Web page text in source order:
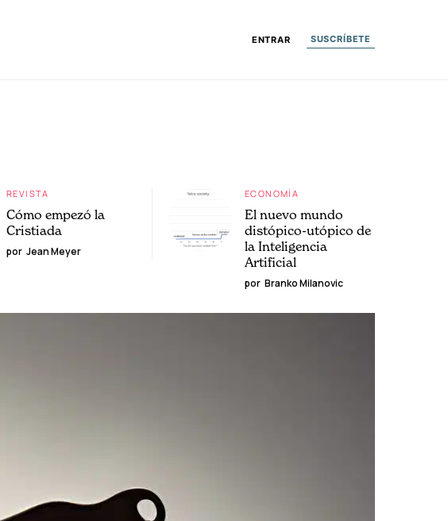
ENTRAR SUSCRÍBETE
REVISTA
Cómo empezó la
Cristiada
por Jean Meyer
ECONOMÍA
El nuevo mundo
distópico-utópico de
la Inteligencia
Artificial
por Branko Milanovic